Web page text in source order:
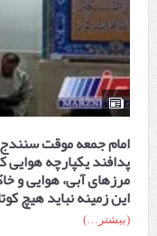
امام جمعه موقت
پدافند یکپارچه
مرز‌های آبی، هوایی و
این زمینه نباید هیچ
(بیشتر…)